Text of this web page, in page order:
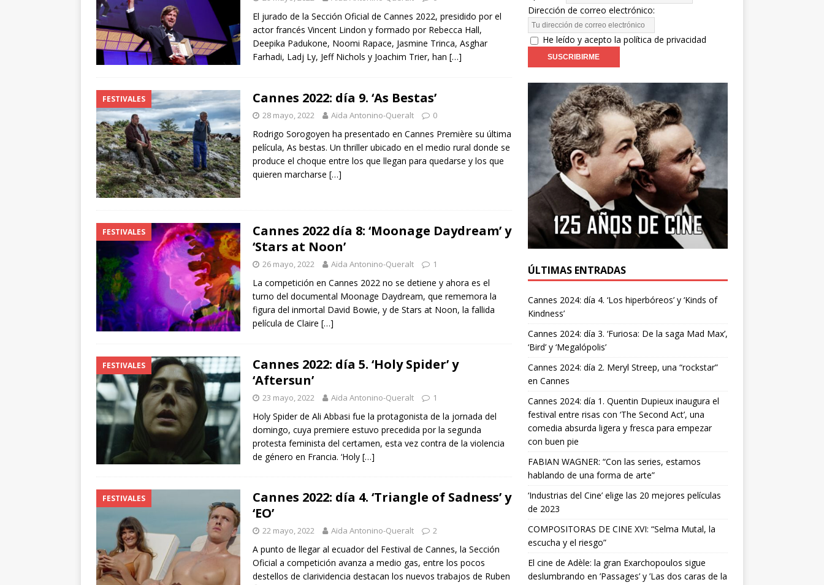
arte”
ENTREVISTAS
[ 18 mayo, 2024 ]
Cannes 2024: día 4. ‘Los hiperbóreos’ y ‘Kinds of Kindness’ FESTIVALES
El jurado de la Sección Oficial de Cannes 2022, presidido por el
actor francés Vincent Lindon y formado por Rebecca Hall,
Deepika Padukone, Noomi Rapace, Jasmine Trinca, Asghar
Farhadi, Ladj Ly, Jeff Nichols y Joachim Trier, han […]
FESTIVALES Cannes 2022: día 9. ‘As Bestas’
28 mayo, 2022 Aïda Antonino-Queralt 0
Rodrigo Sorogoyen ha presentado en Cannes Première su última
película, As bestas. Un thriller ubicado en el medio rural donde se
produce el choque entre los que llegan para quedarse y los que
quieren marcharse […]
FESTIVALES
Cannes 2022 día 8: ‘Moonage Daydream’ y
‘Stars at Noon’
26 mayo, 2022 Aïda Antonino-Queralt 1
La competición en Cannes 2022 no se detiene y ahora es el
turno del documental Moonage Daydream, que rememora la
figura del inmortal David Bowie, y de Stars at Noon, la fallida
película de Claire […]
FESTIVALES
Cannes 2022: día 5. ‘Holy Spider’ y
‘Aftersun’
23 mayo, 2022 Aïda Antonino-Queralt 1
Holy Spider de Ali Abbasi fue la protagonista de la jornada del
domingo, cuya premiere estuvo precedida por la segunda
protesta feminista del certamen, esta vez contra de la violencia
de género en Francia. ‘Holy […]
FESTIVALES
Cannes 2022: día 4. ‘Triangle of Sadness’ y
‘EO’
22 mayo, 2022 Aïda Antonino-Queralt 2
A punto de llegar al ecuador del Festival de Cannes, la Sección
Oficial a competición avanza a medio gas, entre los pocos
destellos de clarividencia destacan los nuevos trabajos de Ruben
Dirección de correo electrónico:
He leído y acepto la política de privacidad
ÚLTIMAS ENTRADAS
Cannes 2024: día 4. ‘Los hiperbóreos’ y ‘Kinds of
Kindness’
Cannes 2024: día 3. ‘Furiosa: De la saga Mad Max’,
‘Bird’ y ‘Megalópolis’
Cannes 2024: día 2. Meryl Streep, una “rockstar”
en Cannes
Cannes 2024: día 1. Quentin Dupieux inaugura el
festival entre risas con ‘The Second Act’, una
comedia absurda ligera y fresca para empezar
con buen pie
FABIAN WAGNER: “Con las series, estamos
hablando de una forma de arte”
‘Industrias del Cine’ elige las 20 mejores películas
de 2023
COMPOSITORAS DE CINE XVI: “Selma Mutal, la
escucha y el riesgo”
El cine de Adèle: la gran Exarchopoulos sigue
deslumbrando en ’Passages’ y ’Las dos caras de la